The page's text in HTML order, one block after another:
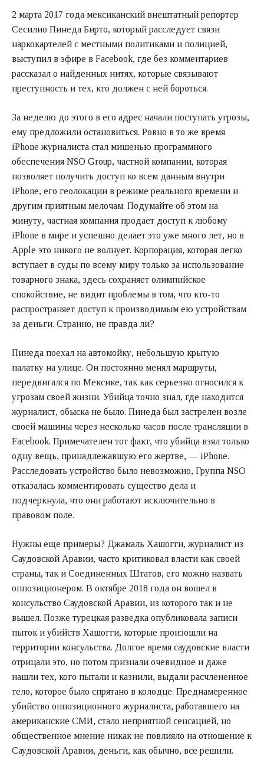
2 марта 2017 года мексиканский внештатный репортер
Сесилио Пинеда Бирто, который расследует связи
наркокартелей с местными политиками и полицией,
выступил в эфире в Facebook, где без комментариев
рассказал о найденных нитях, которые связывают
преступность и тех, кто должен с ней бороться.
За неделю до этого в его адрес начали поступать угрозы,
ему предложили остановиться. Ровно в то же время
iPhone журналиста стал мишенью программного
обеспечения NSO Group, частной компании, которая
позволяет получить доступ ко всем данным внутри
iPhone, его геолокации в режиме реального времени и
другим приятным мелочам. Подумайте об этом на
минуту, частная компания продает доступ к любому
iPhone в мире и успешно делает это уже много лет, но в
Apple это никого не волнует. Корпорация, которая легко
вступает в суды по всему миру только за использование
товарного знака, здесь сохраняет олимпийское
спокойствие, не видит проблемы в том, что кто-то
распространяет доступ к производимым ею устройствам
за деньги. Странно, не правда ли?
Пинеда поехал на автомойку, небольшую крытую
палатку на улице. Он постоянно менял маршруты,
передвигался по Мексике, так как серьезно относился к
угрозам своей жизни. Убийца точно знал, где находится
журналист, обыска не было. Пинеда был застрелен возле
своей машины через несколько часов после трансляции в
Facebook. Примечателен тот факт, что убийца взял только
одну вещь, принадлежавшую его жертве, — iPhone.
Расследовать устройство было невозможно, Группа NSO
отказалась комментировать существо дела и
подчеркнула, что они работают исключительно в
правовом поле.
Нужны еще примеры? Джамаль Хашогги, журналист из
Саудовской Аравии, часто критиковал власти как своей
страны, так и Соединенных Штатов, его можно назвать
оппозиционером. В октябре 2018 года он вошел в
консульство Саудовской Аравии, из которого так и не
вышел. Позже турецкая разведка опубликовала записи
пыток и убийств Хашогги, которые произошли на
территории консульства. Долгое время саудовские власти
отрицали это, но потом признали очевидное и даже
нашли тех, кого пытали и казнили, выдали расчлененное
тело, которое было спрятано в колодце. Преднамеренное
убийство оппозиционного журналиста, работавшего на
американские СМИ, стало неприятной сенсацией, но
общественное мнение никак не повлияло на отношение к
Саудовской Аравии, деньги, как обычно, все решили.